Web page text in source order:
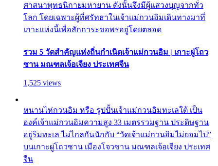
ศาสนาพุทธนิกายมหายาน ดังนั้นจึงมีผู้แสวงบุญจากทั่ว
โลก โดยเฉพาะผู้ที่ศรัทธาในเจ้าแม่กวนอิมเดินทางมาที่
เกาะแห่งนี้เพื่อสักการะขอพรอยู่โดยตลอด
รวม 5 วัดสำคัญแห่งถิ่นกำเนิดเจ้าแม่กวนอิม | เกาะผู่โถว
ซาน มณฑลเจ้อเจียง ประเทศจีน
1,525 views
หนานไห่กวนอิม หรือ รูปปั้นเจ้าแม่กวนอิมทะเลใต้ เป็น
องค์เจ้าแม่กวนอิมความสูง 33 เมตรรวมฐาน ประดิษฐาน
อยู่ริมทะเล ไม่ไกลกันนักกับ “วัดเจ้าแม่กวนอิมไม่ยอมไป”
บนเกาะผู่โถวซาน เมืองโจวซาน มณฑลเจ้อเจียง ประเทศ
จีน